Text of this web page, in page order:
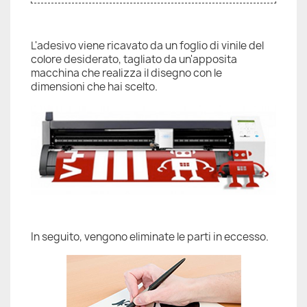
L'adesivo viene ricavato da un foglio di vinile del
colore desiderato, tagliato da un'apposita
macchina che realizza il disegno con le
dimensioni che hai scelto.
In seguito, vengono eliminate le parti in eccesso.